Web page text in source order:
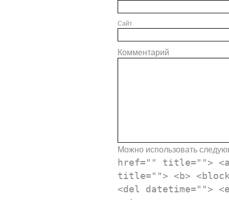
Сайт
Комментарий
Можно использовать
href="" title="">
title=""> <b>
<del datetime="">